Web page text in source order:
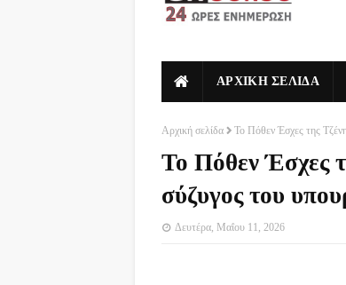
ΑΡΧΙΚΗ ΣΕΛΙΔΑ
Αρχική σελίδα Το Πόθεν Έσχες της
Το Πόθεν Έσχες
σύζυγος του
Δευτέρα, Μαΐου 11, 2026